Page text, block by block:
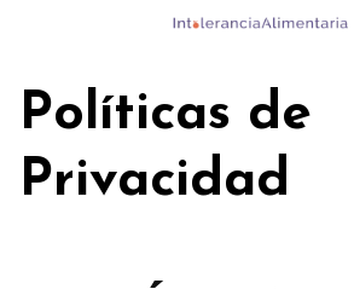
Políticas de
Privacidad